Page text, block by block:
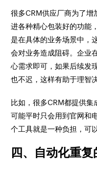
很多CRM供应厂商为了增
进各种精心包装好的功能
是在具体的业务场景中，
会对业务造成阻碍。企业
心需求即可，如果后续发
也不迟，这样有助于理智
比如，很多CRM都提供
可能平时只会用到官网和
个工具就是一种负担，可
四、 自动化重